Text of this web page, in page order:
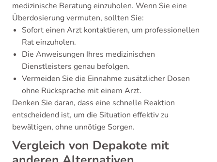
medizinische Beratung einzuholen. Wenn Sie eine
Überdosierung vermuten, sollten Sie:
Sofort einen Arzt kontaktieren, um professionellen
Rat einzuholen.
Die Anweisungen Ihres medizinischen
Dienstleisters genau befolgen.
Vermeiden Sie die Einnahme zusätzlicher Dosen
ohne Rücksprache mit einem Arzt.
Denken Sie daran, dass eine schnelle Reaktion
entscheidend ist, um die Situation effektiv zu
bewältigen, ohne unnötige Sorgen.
Vergleich von Depakote mit